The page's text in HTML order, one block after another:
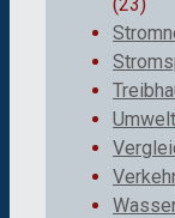
Umwelt